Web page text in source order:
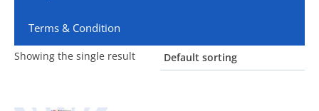
Terms & Condition
Showing the single result